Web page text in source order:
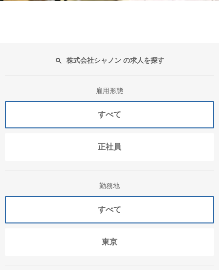
株式会社シャノン の求人を探す
雇用形態
すべて
正社員
勤務地
すべて
東京